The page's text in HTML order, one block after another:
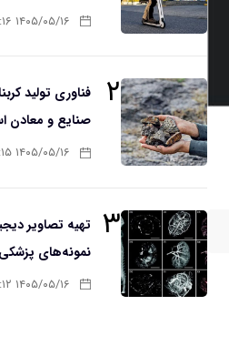
۱۴۰۵/۰۵/۱۶ ۱۸:۱۶
۲
فناوری تولید
صنایع و معادن
۱۴۰۵/۰۵/۱۶ ۱۸:۱۵
۳
تهیه تصاویر
نمونه‌های
۱۴۰۵/۰۵/۱۶ ۱۸:۱۲